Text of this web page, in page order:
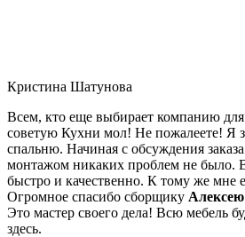
Кристина Шатунова
Всем, кто еще выбирает компанию для
советую Кухни мол! Не пожалеете! Я
спальню. Начиная с обсуждения
монтажом никаких проблем не было.
быстро и качественно. К тому же мне
Огромное спасибо сборщику Алексею
Это мастер своего дела! Всю мебель
здесь.